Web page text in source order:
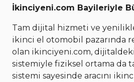
İkinciyeni.com Bayileriyle
Tam dijital hizmeti ve
ikinci el otomobil pazarında
olan ikinciyeni.com,
sistemiyle fiziksel ortama da
sistemi sayesinde aracını